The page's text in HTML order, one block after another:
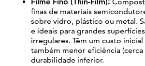
Filme Fino (Thin-Film):
finas de materiais
sobre vidro, plástico ou metal.
e ideais para grandes
irregulares. Têm um custo
também menor eficiência (cerca
durabilidade inferior.